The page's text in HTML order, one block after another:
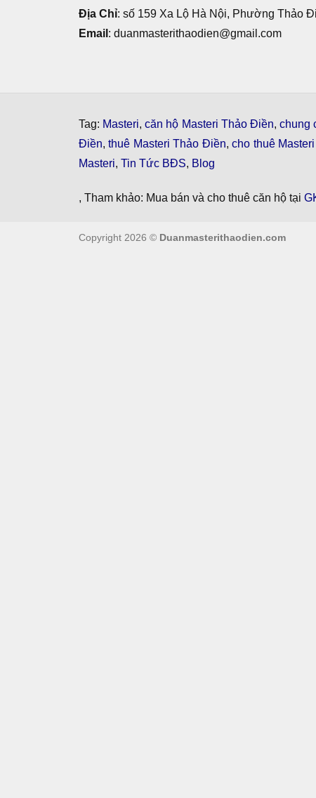
Địa Chỉ: số 159 Xa Lộ Hà Nội, Phường Thảo
Email : duanmasterithaodien@gmail.com
Tag: Masteri,căn hộ Masteri Thảo Điền,chung
Điền,thuê Masteri Thảo Điền,cho thuê
Masteri, Tin Tức BĐS, Blog
, Tham khảo: Mua bán và cho thuê căn hộ tại
Copyright 2026 © Duanmasterithaodien.com